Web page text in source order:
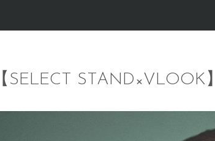
【SELECT STAND×VLOOK】